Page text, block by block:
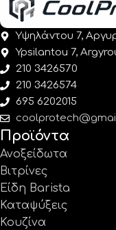
Υψηλάντου 7,
Ypsilantou 7,
210 3426570
210 3426574
695 6202015
Προϊόντα
Ανοξείδωτα
Βιτρίνες
Είδη Barista
Καταψύξεις
Κουζίνα